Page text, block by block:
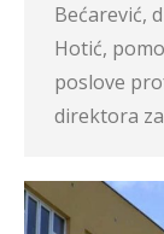
Bećarević,
Hotić,
poslove
direktora